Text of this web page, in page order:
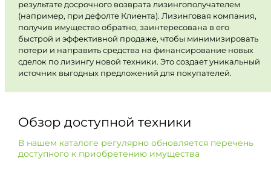
результате досрочного возврата лизингополучателем
(например, при дефолте Клиента). Лизинговая компания,
получив имущество обратно, заинтересована в его
быстрой и эффективной продаже, чтобы минимизировать
потери и направить средства на финансирование новых
сделок по лизингу новой техники. Это создает уникальный
источник выгодных предложений для покупателей.
Обзор доступной техники
В нашем каталоге регулярно обновляется перечень
доступного к приобретению имущества